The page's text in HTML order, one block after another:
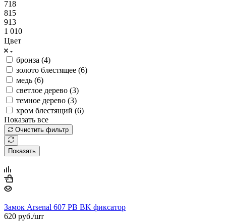
718
815
913
1 010
Цвет
бронза (4)
золото блестящее (6)
медь (6)
светлое дерево (3)
темное дерево (3)
хром блестящий (6)
Показать все
Очистить фильтр
Показать
Замок Arsenal 607 PB BK фиксатор
620 руб./шт